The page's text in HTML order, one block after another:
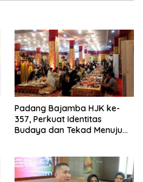
Padang Bajamba HJK ke-
357, Perkuat Identitas
Budaya dan Tekad Menuju